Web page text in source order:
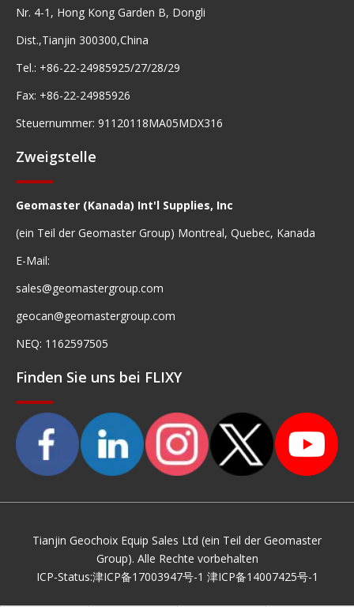
Nr. 4-1, Hong Kong Garden B, Dongli
Dist.,Tianjin 300300,China
Tel.: +86-22-24985925/27/28/29
Fax: +86-22-24985926
Steuernummer: 91120118MA05MDX316
Zweigstelle
Geomaster (Kanada) Int'l Supplies, Inc
(ein Teil der Geomaster Group) Montreal, Quebec, Kanada
E-Mail:
sales@geomastergroup.com
geocan@geomastergroup.com
NEQ: 1162597505
Finden Sie uns bei FLIXY
Tianjin Geochoix Equip Sales Ltd (ein Teil der Geomaster
Group). Alle Rechte vorbehalten
ICP-Status:津ICP备17003947号-1 津ICP备14007425号-1